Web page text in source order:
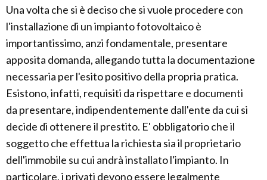
Una volta che si è deciso che si vuole procedere con
l'installazione di un impianto fotovoltaico è
importantissimo, anzi fondamentale, presentare
apposita domanda, allegando tutta la documentazione
necessaria per l'esito positivo della propria pratica.
Esistono, infatti, requisiti da rispettare e documenti
da presentare, indipendentemente dall'ente da cui si
decide di ottenere il prestito. E' obbligatorio che il
soggetto che effettua la richiesta sia il proprietario
dell'immobile su cui andrà installato l'impianto. In
particolare, i privati devono essere legalmente